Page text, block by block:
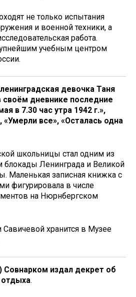
не только испытания
и военной техники, а
работа.
учебным центром
девочка Таня
своём дневнике последние
в 7.30 час утра 1942 г.»,
все», «Осталась одна
школьницы стал одним из
блокады Ленинграда и Великой
Маленькая записная книжка с
фигурировала в числе
на Нюрнбергском
Савичевой хранится в Музее
Совнарком издал декрет об
отдыха.